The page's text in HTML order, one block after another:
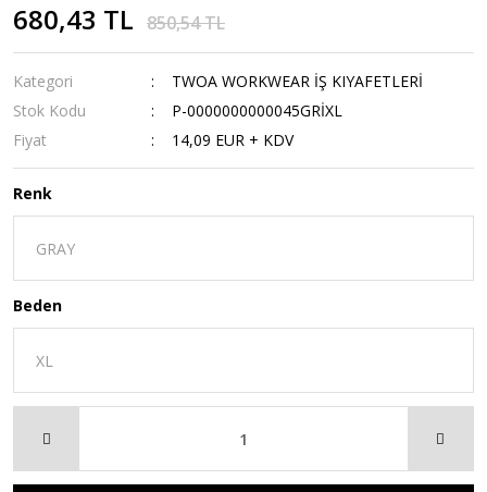
680,43 TL 850,54 TL
Kategori
TWOA WORKWEAR İŞ KIYAFETLERİ
Stok Kodu
P-0000000000045GRİXL
Fiyat
14,09 EUR + KDV
Renk
Beden